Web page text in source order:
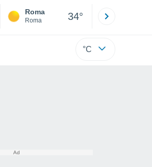
Roma
Roma 34°
°C